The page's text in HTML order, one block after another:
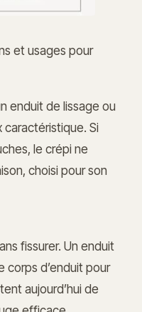
et usages pour
enduit de lissage ou
Si
le crépi ne
choisi pour son
fissurer. Un enduit
corps d’enduit pour
aujourd’hui de